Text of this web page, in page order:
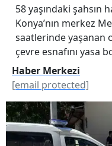
58 yaşındaki şahsın
Konya’nın merkez
saatlerinde yaşanan
çevre esnafını yasa
Haber Merkezi
[email protected]